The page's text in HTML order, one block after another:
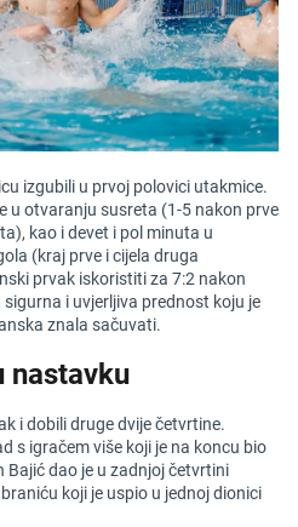
izgubili u prvoj polovici utakmice.
u otvaranju susreta (1-5 nakon prve
kao i devet i pol minuta u
(kraj prve i cijela druga
prvak iskoristiti za 7:2 nakon
i uvjerljiva prednost koju je
znala sačuvati.
nastavku
i dobili druge dvije četvrtine.
s igračem više koji je na koncu bio
Bajić dao je u zadnjoj četvrtini
koji je uspio u jednoj dionici